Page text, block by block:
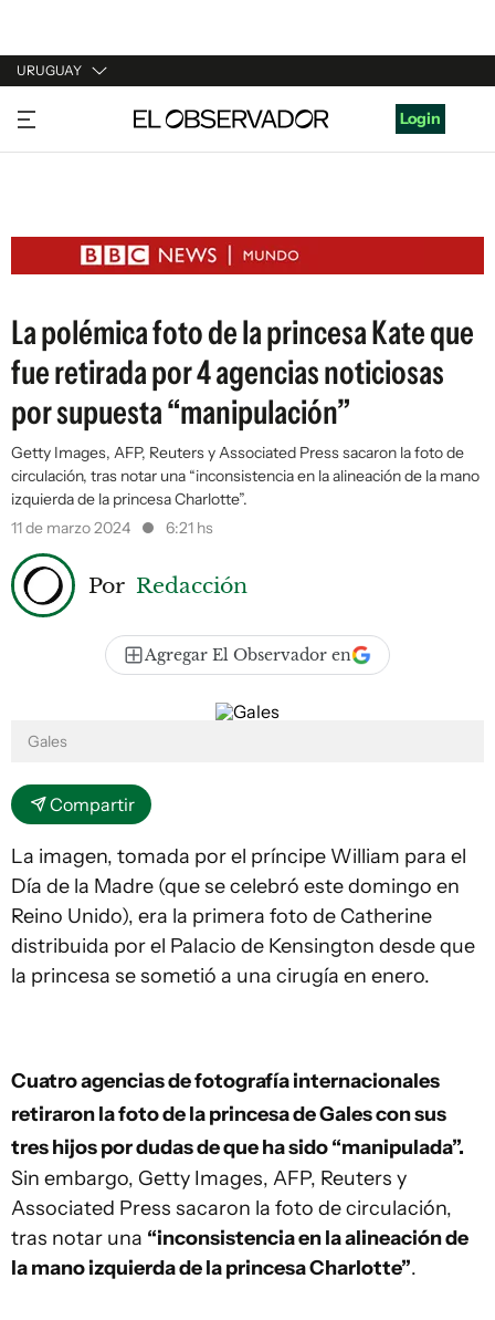
URUGUAY
URUGUAY
ARGENTINA
ESTADOS UNIDOS
Login
La polémica foto de la princesa Kate que
fue retirada por 4 agencias noticiosas
por supuesta “manipulación”
Getty Images, AFP, Reuters y Associated Press sacaron la foto de
circulación, tras notar una “inconsistencia en la alineación de la mano
izquierda de la princesa Charlotte”.
11 de marzo 2024
6:21 hs
Por Redacción
Agregar El Observador en
Gales
Compartir
La imagen, tomada por el príncipe William para el
Día de la Madre (que se celebró este domingo en
Reino Unido), era la primera foto de Catherine
distribuida por el Palacio de Kensington desde que
la princesa se sometió a una cirugía en enero.
Cuatro agencias de fotografía internacionales
retiraron la foto de la princesa de Gales con sus
tres hijos por dudas de que ha sido “manipulada”.
Sin embargo, Getty Images, AFP, Reuters y
Associated Press sacaron la foto de circulación,
tras notar una “inconsistencia en la alineación de
la mano izquierda de la princesa Charlotte”.